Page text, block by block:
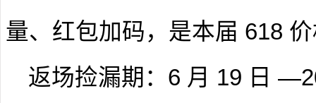
量、红包加码，是本届 618
返场捡漏期 ：6 月 19 日